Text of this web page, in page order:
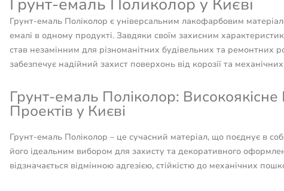
Грунт-емаль Поликолор у Києві
Грунт-емаль Поліколор є універсальним лакофарбовим
емалі в одному продукті. Завдяки своїм захисним
став незамінним для різноманітних будівельних та ремонтних
забезпечує надійний захист поверхонь від корозії та
Грунт-емаль Поліколор:
Проектів у Києві
Грунт-емаль Поліколор – це сучасний матеріал, що поєднує в
його ідеальним вибором для захисту та декоративного
відзначається відмінною адгезією, стійкістю до механічних